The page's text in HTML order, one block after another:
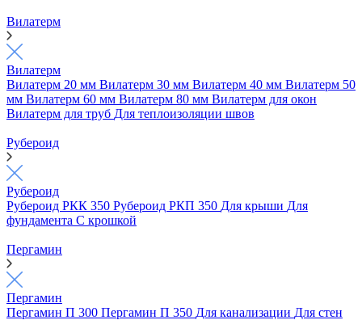
Вилатерм
Вилатерм
Вилатерм 20 мм Вилатерм 30 мм Вилатерм 40 мм Вилатерм 50
мм Вилатерм 60 мм Вилатерм 80 мм Вилатерм для окон
Вилатерм для труб Для теплоизоляции швов
Рубероид
Рубероид
Рубероид РКК 350 Рубероид РКП 350 Для крыши Для
фундамента С крошкой
Пергамин
Пергамин
Пергамин П 300 Пергамин П 350 Для канализации Для стен